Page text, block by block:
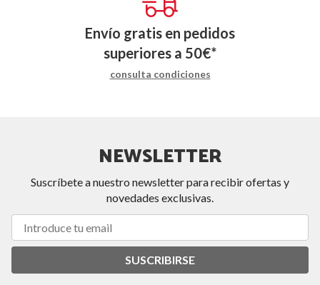
Envío gratis en pedidos
superiores a 50€*
consulta condiciones
NEWSLETTER
Suscríbete a nuestro newsletter para recibir ofertas y
novedades exclusivas.
SUSCRIBIRSE